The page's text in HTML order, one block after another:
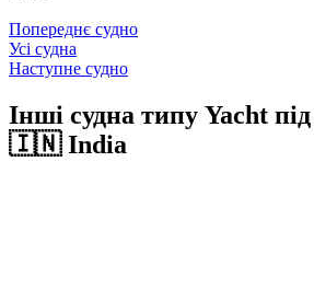
Попереднє судно
Усі судна
Наступне судно
Інші судна типу Yacht
🇮🇳 India